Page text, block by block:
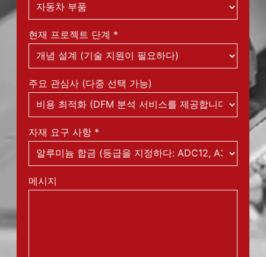
현재 프로젝트 단계 *
주요 관심사 (다중 선택 가능)
자재 요구 사항 *
메시지